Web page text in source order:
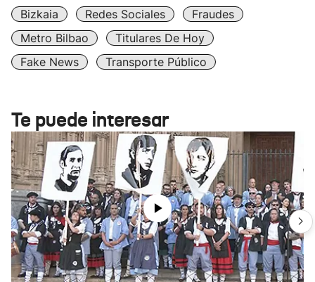
Bizkaia
Redes Sociales
Fraudes
Metro Bilbao
Titulares De Hoy
Fake News
Transporte Público
Te puede interesar